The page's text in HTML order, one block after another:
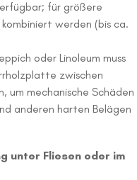
für größere
werden (bis ca.
oder Linoleum muss
zwischen
um mechanische Schäden
anderen harten Belägen
unter Fliesen oder im